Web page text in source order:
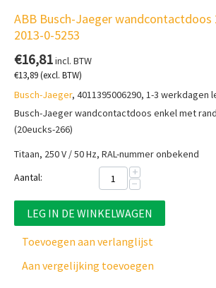
ABB Busch-Jaeger wandcontactdoos
2013-0-5253
€16,81incl. BTW
€13,89(excl. BTW)
Busch-Jaeger, 4011395006290, 1-3 werkdagen
Busch-Jaeger wandcontactdoos enkel met
(20eucks-266)
Titaan, 250 V / 50 Hz, RAL-nummer onbekend
Aantal:
+
−
LEG IN DE WINKELWAGEN
Toevoegen aan verlanglijst
Aan vergelijking toevoegen